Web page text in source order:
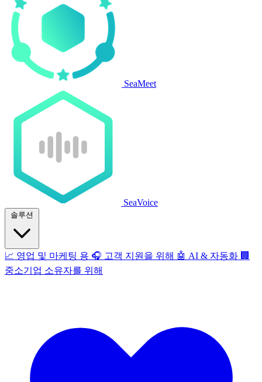
SeaMeet
SeaVoice
솔루션
📈 영업 및 마케팅 용 🎧 고객 지원을 위해 🤖 AI & 자동화 🏢
중소기업 소유자를 위해